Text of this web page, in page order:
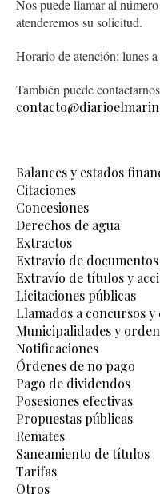
Nos puede llamar al número
atenderemos su solicitud.
Horario de atención: lunes
También puede
Balances y estados
Citaciones
Concesiones
Derechos de agua
Extractos
Extravío de documentos
Extravío de títulos y
Licitaciones públicas
Llamados a concursos
Municipalidades y
Notificaciones
Órdenes de no pago
Pago de dividendos
Posesiones efectivas
Propuestas públicas
Remates
Saneamiento de títulos
Tarifas
Otros